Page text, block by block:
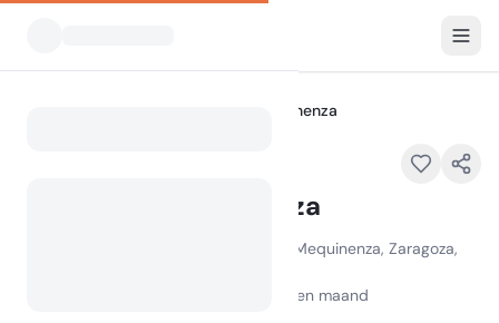
HolaCamp Mequinenza
HolaCamp Mequinenza
Carretera Fraga, s/n, Km. 314 50170 Mequinenza, Zaragoza,
weergaven in de afgelopen maand